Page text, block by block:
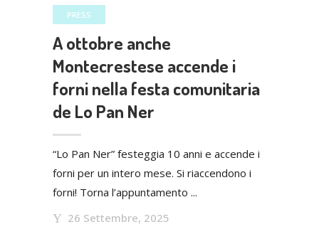
A ottobre anche
Montecrestese accende i
forni nella festa comunitaria
de Lo Pan Ner
“Lo Pan Ner” festeggia 10 anni e accende i
forni per un intero mese. Si riaccendono i
forni! Torna l’appuntamento ...
26 Settembre, 2025
PRESS